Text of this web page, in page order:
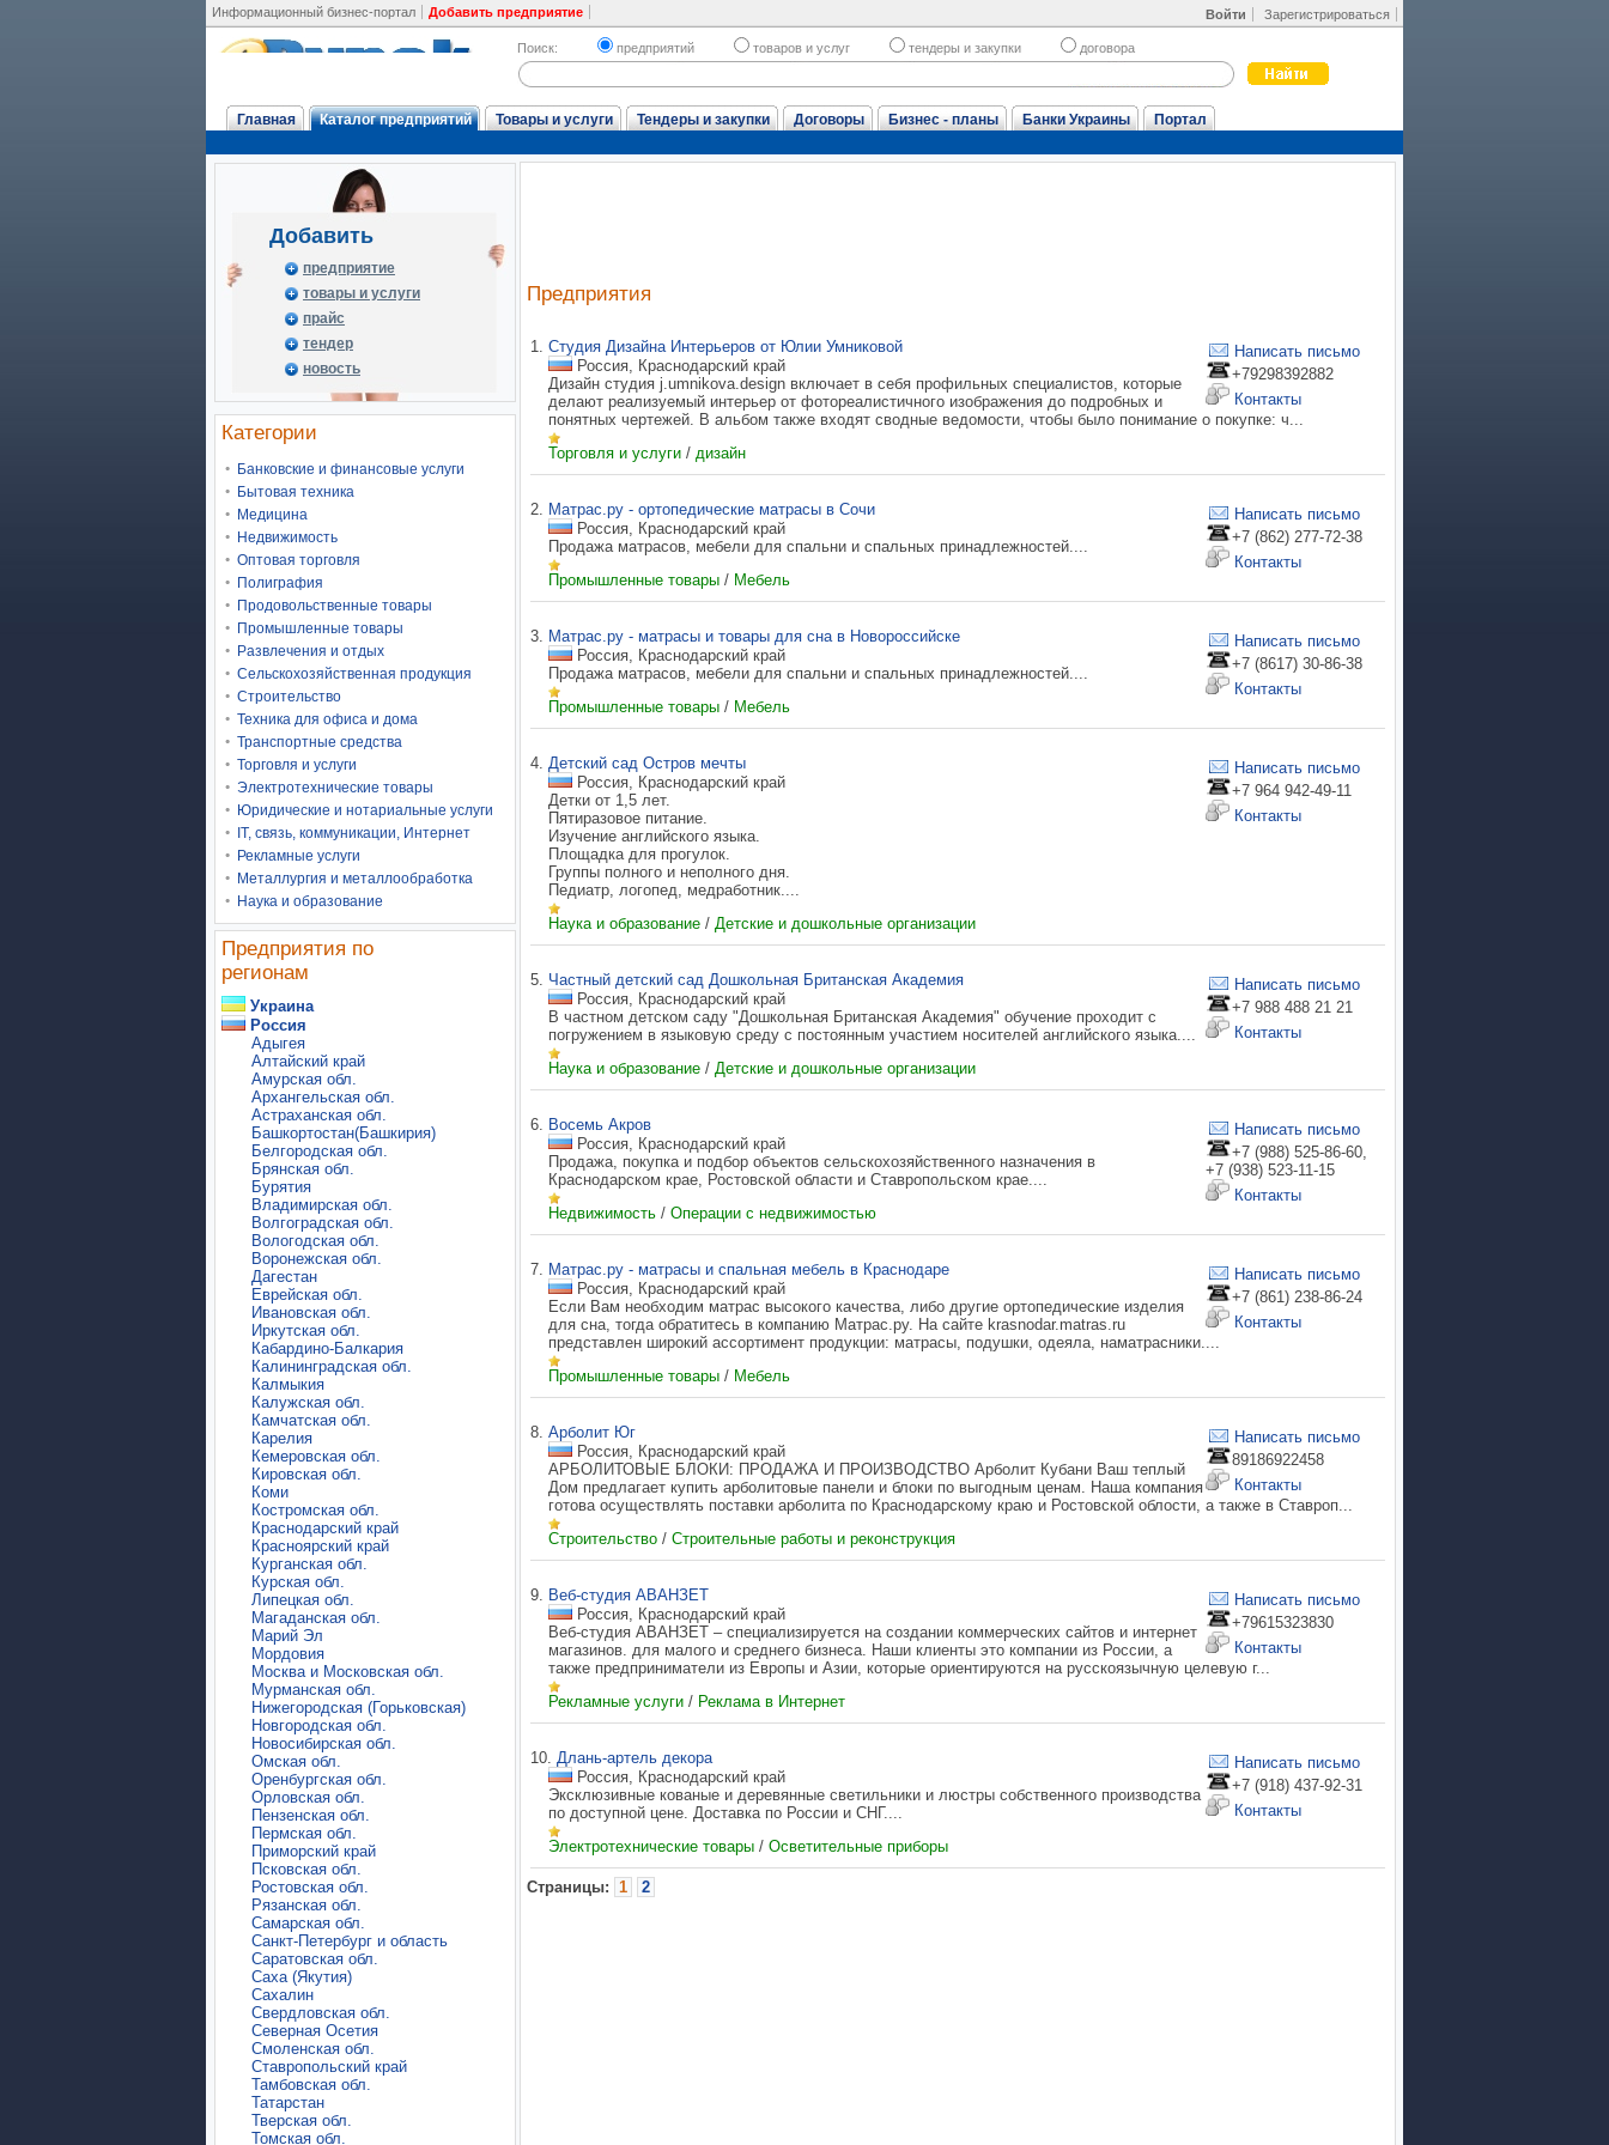
Войти Зарегистрироваться
Информационный бизнес-портал Добавить предприятие
Поиск: предприятий товаров и услуг тендеры и закупки договора
Главная Каталог предприятий Товары и услуги Тендеры и закупки Договоры Бизнес - планы Банки Украины Портал
Добавить
предприятие
товары и услуги
прайс
тендер
новость
Категории
Банковские и финансовые услуги
Бытовая техника
Медицина
Недвижимость
Оптовая торговля
Полиграфия
Продовольственные товары
Промышленные товары
Развлечения и отдых
Сельскохозяйственная продукция
Строительство
Техника для офиса и дома
Транспортные средства
Торговля и услуги
Электротехнические товары
Юридические и нотариальные услуги
IT, связь, коммуникации, Интернет
Рекламные услуги
Металлургия и металлообработка
Наука и образование
Предприятия по
регионам
Украина
Россия
Адыгея
Алтайский край
Амурская обл.
Архангельская обл.
Астраханская обл.
Башкортостан(Башкирия)
Белгородская обл.
Брянская обл.
Бурятия
Владимирская обл.
Волгоградская обл.
Вологодская обл.
Воронежская обл.
Дагестан
Еврейская обл.
Ивановская обл.
Иркутская обл.
Кабардино-Балкария
Калининградская обл.
Калмыкия
Калужская обл.
Камчатская обл.
Карелия
Кемеровская обл.
Кировская обл.
Коми
Костромская обл.
Краснодарский край
Красноярский край
Курганская обл.
Курская обл.
Липецкая обл.
Магаданская обл.
Марий Эл
Мордовия
Москва и Московская обл.
Мурманская обл.
Нижегородская (Горьковская)
Новгородская обл.
Новосибирская обл.
Омская обл.
Оренбургская обл.
Орловская обл.
Пензенская обл.
Пермская обл.
Приморский край
Псковская обл.
Ростовская обл.
Рязанская обл.
Самарская обл.
Санкт-Петербург и область
Саратовская обл.
Саха (Якутия)
Сахалин
Свердловская обл.
Северная Осетия
Смоленская обл.
Ставропольский край
Тамбовская обл.
Татарстан
Тверская обл.
Томская обл.
Предприятия
Написать письмо
+79298392882
Контакты
1. Студия Дизайна Интерьеров от Юлии Умниковой
Россия, Краснодарский край
Дизайн студия j.umnikova.design включает в себя профильных специалистов, которые
делают реализуемый интерьер от фотореалистичного изображения до подробных и
понятных чертежей. В альбом также входят сводные ведомости, чтобы было понимание о покупке: ч...
Торговля и услуги / дизайн
Написать письмо
+7 (862) 277-72-38
Контакты
2. Матрас.ру - ортопедические матрасы в Сочи
Россия, Краснодарский край
Продажа матрасов, мебели для спальни и спальных принадлежностей....
Промышленные товары / Мебель
Написать письмо
+7 (8617) 30-86-38
Контакты
3. Матрас.ру - матрасы и товары для сна в Новороссийске
Россия, Краснодарский край
Продажа матрасов, мебели для спальни и спальных принадлежностей....
Промышленные товары / Мебель
Написать письмо
+7 964 942-49-11
Контакты
4. Детский сад Остров мечты
Россия, Краснодарский край
Детки от 1,5 лет.
Пятиразовое питание.
Изучение английского языка.
Площадка для прогулок.
Группы полного и неполного дня.
Педиатр, логопед, медработник....
Наука и образование / Детские и дошкольные организации
Написать письмо
+7 988 488 21 21
Контакты
5. Частный детский сад Дошкольная Британская Академия
Россия, Краснодарский край
В частном детском саду "Дошкольная Британская Академия" обучение проходит с
погружением в языковую среду с постоянным участием носителей английского языка....
Наука и образование / Детские и дошкольные организации
Написать письмо
+7 (988) 525-86-60,
+7 (938) 523-11-15
Контакты
6. Восемь Акров
Россия, Краснодарский край
Продажа, покупка и подбор объектов сельскохозяйственного назначения в
Краснодарском крае, Ростовской области и Ставропольском крае....
Недвижимость / Операции с недвижимостью
Написать письмо
+7 (861) 238-86-24
Контакты
7. Матрас.ру - матрасы и спальная мебель в Краснодаре
Россия, Краснодарский край
Если Вам необходим матрас высокого качества, либо другие ортопедические изделия
для сна, тогда обратитесь в компанию Матрас.ру. На сайте krasnodar.matras.ru
представлен широкий ассортимент продукции: матрасы, подушки, одеяла, наматрасники....
Промышленные товары / Мебель
Написать письмо
89186922458
Контакты
8. Арболит Юг
Россия, Краснодарский край
АРБОЛИТОВЫЕ БЛОКИ: ПРОДАЖА И ПРОИЗВОДСТВО Арболит Кубани Ваш теплый
Дом предлагает купить арболитовые панели и блоки по выгодным ценам. Наша компания
готова осуществлять поставки арболита по Краснодарскому краю и Ростовской облости, а также в Ставроп...
Строительство / Строительные работы и реконструкция
Написать письмо
+79615323830
Контакты
9. Веб-студия АВАНЗЕТ
Россия, Краснодарский край
Веб-студия АВАНЗЕТ – специализируется на создании коммерческих сайтов и интернет
магазинов. для малого и среднего бизнеса. Наши клиенты это компании из России, а
также предприниматели из Европы и Азии, которые ориентируются на русскоязычную целевую г...
Рекламные услуги / Реклама в Интернет
Написать письмо
+7 (918) 437-92-31
Контакты
10. Длань-артель декора
Россия, Краснодарский край
Эксклюзивные кованые и деревянные светильники и люстры собственного производства
по доступной цене. Доставка по России и СНГ....
Электротехнические товары / Осветительные приборы
Cтраницы: 1 2